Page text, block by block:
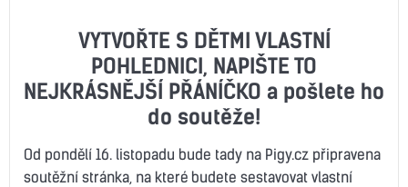
VYTVOŘTE S DĚTMI VLASTNÍ
POHLEDNICI, NAPIŠTE TO
NEJKRÁSNĚJŠÍ PŘÁNÍČKO a pošlete ho
do soutěže!
Od pondělí 16. listopadu bude tady na Pigy.cz připravena
soutěžní stránka, na které budete sestavovat vlastní